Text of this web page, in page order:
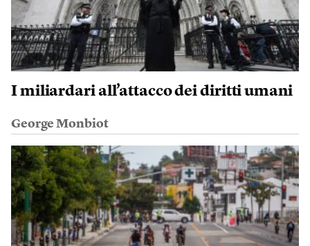
I miliardari all’attacco dei diritti umani
George Monbiot